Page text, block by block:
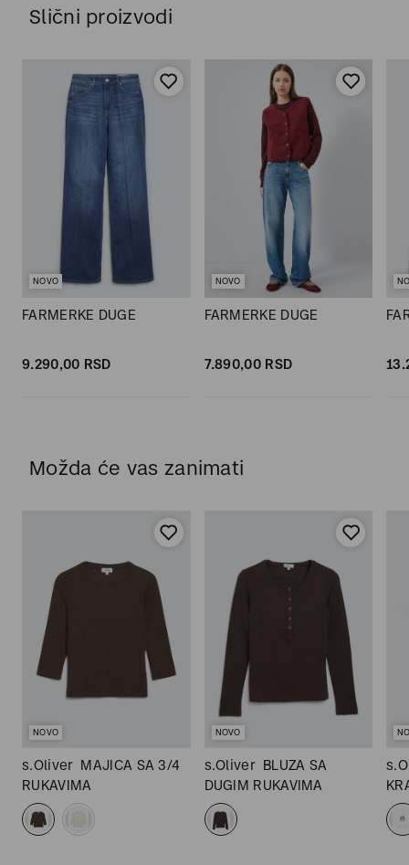
Slični proizvodi
NOVO
FARMERKE DUGE
9.290,00 RSD
NOVO
FARMERKE DUGE
7.890,00 RSD
Možda će vas zanimati
NOVO
s.Oliver MAJICA SA 3/4
RUKAVIMA
NOVO
s.Oliver BLUZA SA
DUGIM RUKAVIMA